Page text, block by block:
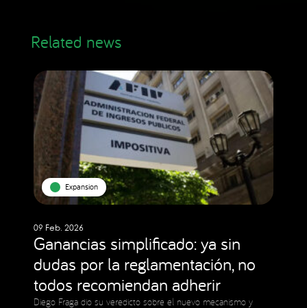
Related news
Expansion
09 Feb. 2026
Ganancias simplificado: ya sin
dudas por la reglamentación, no
todos recomiendan adherir
Diego Fraga dio su veredicto sobre el nuevo mecanismo y